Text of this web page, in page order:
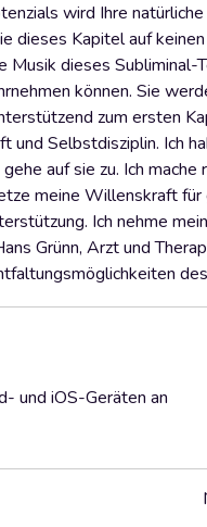
wird Ihre
Kapitel auf
Musik dieses
können. Sie
zum ersten
Selbstdisziplin. Ich
auf sie zu. Ich
meine Willenskraft
Ich nehme
Grünn, Arzt und
und iOS-Geräten an